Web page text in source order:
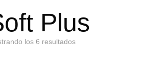
Plus
los 6 resultados